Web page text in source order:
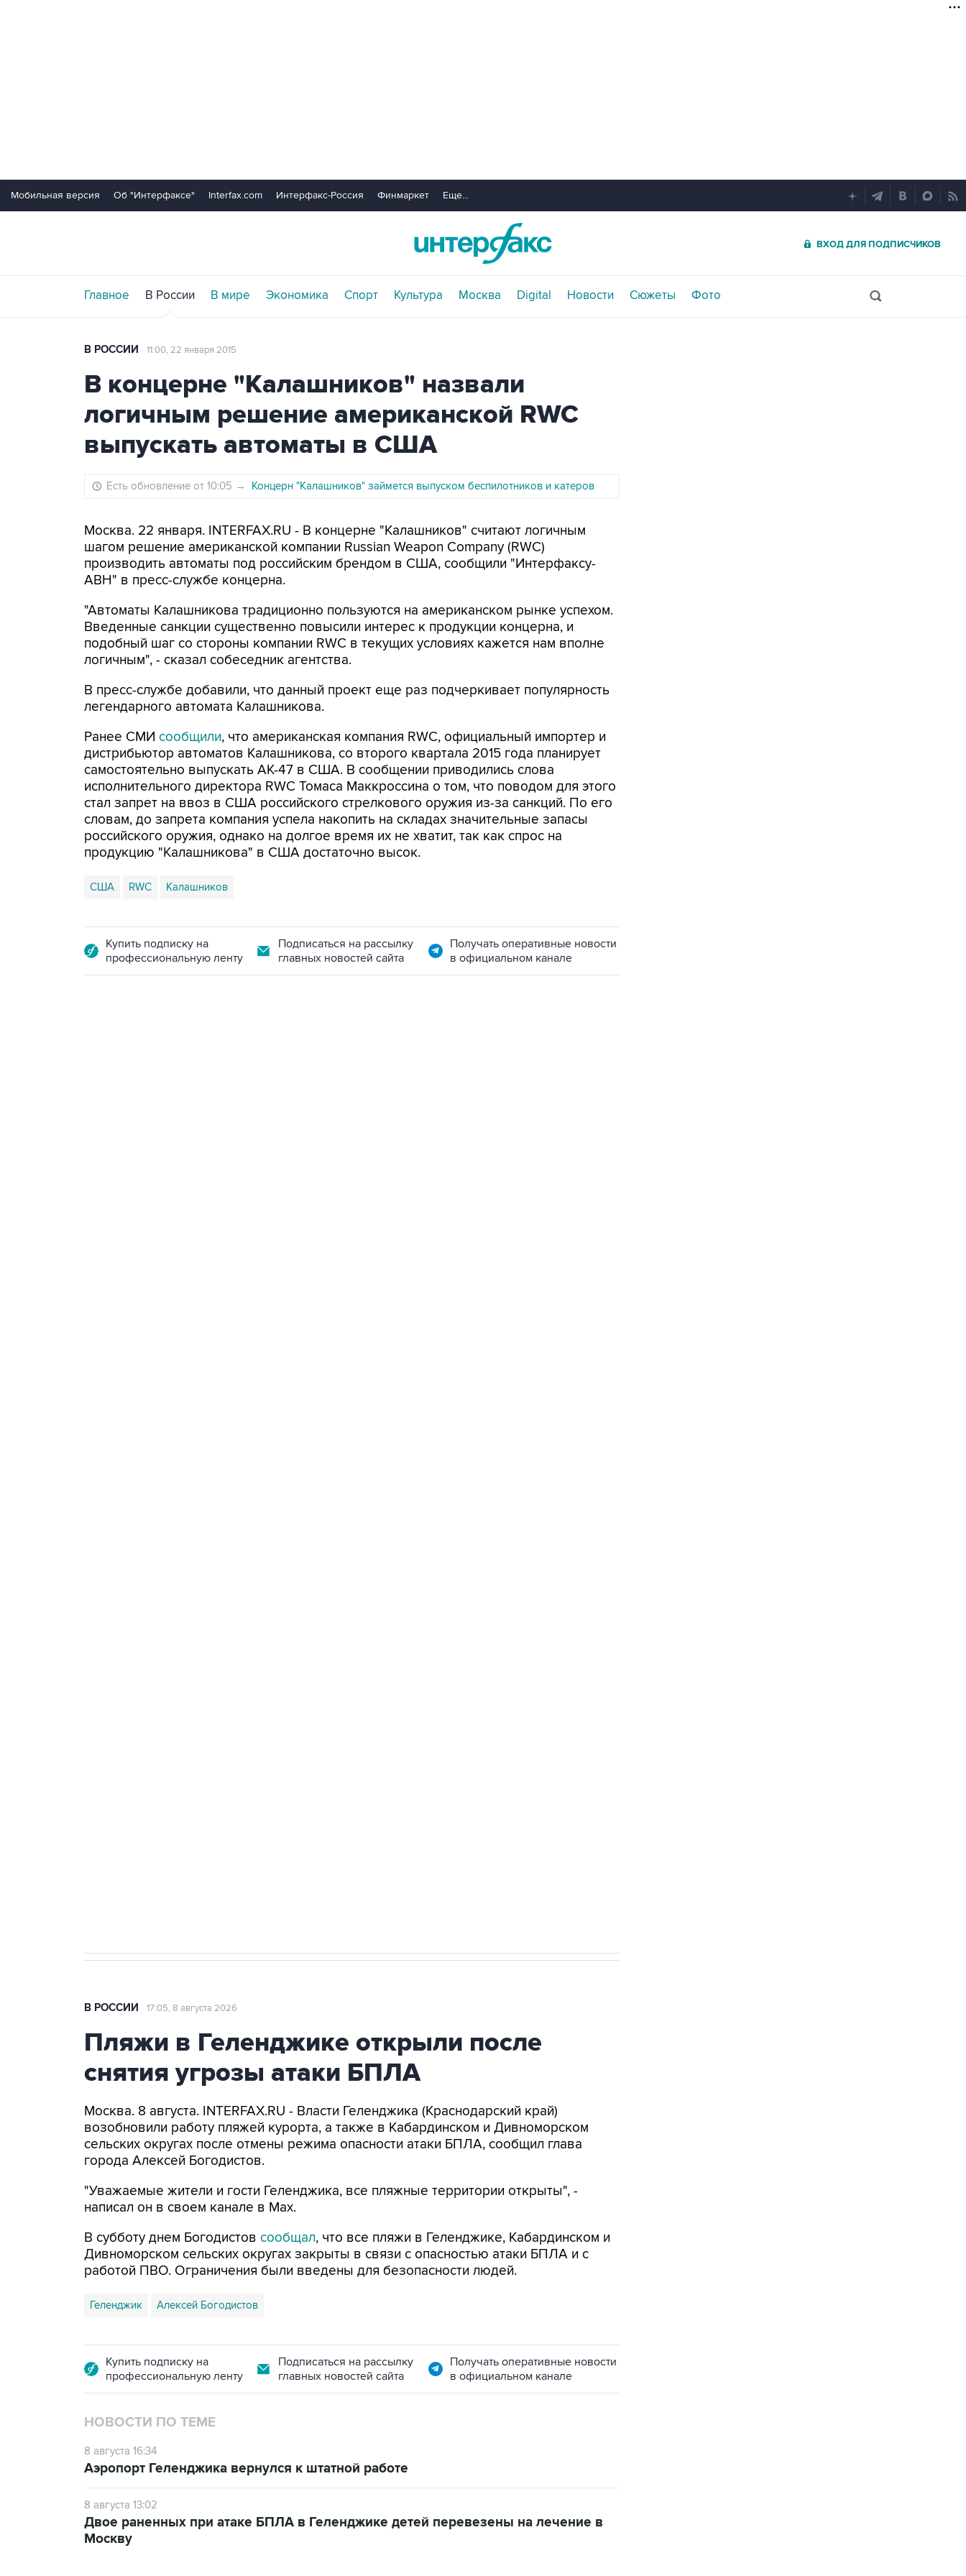
Мобильная версия Об "Интерфаксе" Interfax.com Интерфакс-Россия Финмаркет Еще...
ВХОД ДЛЯ ПОДПИСЧИКОВ
Главное В России В мире Экономика Спорт Культура Москва Digital Новости Сюжеты Фото
В РОССИИ 11:00, 22 января 2015
В концерне "Калашников" назвали
логичным решение американской RWC
выпускать автоматы в США
Есть обновление от 10:05 → Концерн "Калашников" займется выпуском беспилотников и катеров
Москва. 22 января. INTERFAX.RU - В концерне "Калашников" считают логичным
шагом решение американской компании Russian Weapon Company (RWC)
производить автоматы под российским брендом в США, сообщили "Интерфаксу-
АВН" в пресс-службе концерна.
"Автоматы Калашникова традиционно пользуются на американском рынке успехом.
Введенные санкции существенно повысили интерес к продукции концерна, и
подобный шаг со стороны компании RWC в текущих условиях кажется нам вполне
логичным", - сказал собеседник агентства.
В пресс-службе добавили, что данный проект еще раз подчеркивает популярность
легендарного автомата Калашникова.
Ранее СМИ сообщили, что американская компания RWC, официальный импортер и
дистрибьютор автоматов Калашникова, со второго квартала 2015 года планирует
самостоятельно выпускать АК-47 в США. В сообщении приводились слова
исполнительного директора RWC Томаса Маккроссина о том, что поводом для этого
стал запрет на ввоз в США российского стрелкового оружия из-за санкций. По его
словам, до запрета компания успела накопить на складах значительные запасы
российского оружия, однако на долгое время их не хватит, так как спрос на
продукцию "Калашникова" в США достаточно высок.
США RWC Калашников
Купить подписку на
профессиональную ленту
Подписаться на рассылку
главных новостей сайта
Получать оперативные новости
в официальном канале
В РОССИИ 17:05, 8 августа 2026
Пляжи в Геленджике открыли после
снятия угрозы атаки БПЛА
Москва. 8 августа. INTERFAX.RU - Власти Геленджика (Краснодарский край)
возобновили работу пляжей курорта, а также в Кабардинском и Дивноморском
сельских округах после отмены режима опасности атаки БПЛА, сообщил глава
города Алексей Богодистов.
"Уважаемые жители и гости Геленджика, все пляжные территории открыты", -
написал он в своем канале в Max.
В субботу днем Богодистов сообщал, что все пляжи в Геленджике, Кабардинском и
Дивноморском сельских округах закрыты в связи с опасностью атаки БПЛА и с
работой ПВО. Ограничения были введены для безопасности людей.
Геленджик Алексей Богодистов
Купить подписку на
профессиональную ленту
Подписаться на рассылку
главных новостей сайта
Получать оперативные новости
в официальном канале
НОВОСТИ ПО ТЕМЕ
8 августа 16:34
Аэропорт Геленджика вернулся к штатной работе
8 августа 13:02
Двое раненных при атаке БПЛА в Геленджике детей перевезены на лечение в
Москву